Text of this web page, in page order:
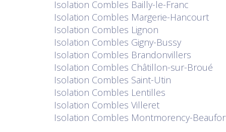
Isolation Combles Bailly-le-Franc
Isolation Combles Margerie-Hancourt
Isolation Combles Lignon
Isolation Combles Gigny-Bussy
Isolation Combles Brandonvillers
Isolation Combles Châtillon-sur-Broué
Isolation Combles Saint-Utin
Isolation Combles Lentilles
Isolation Combles Villeret
Isolation Combles Montmorency-